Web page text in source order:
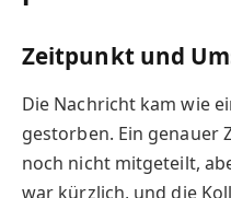
Zeitpunkt und
Die Nachricht kam wie
gestorben. Ein genauer
noch nicht mitgeteilt,
war kürzlich, und die